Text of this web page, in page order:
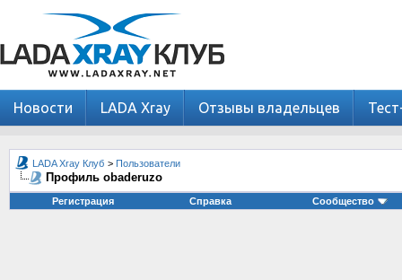
Новости LADA Xray Отзывы владельцев
LADA Xray Клуб > Пользователи
Профиль obaderuzo
Регистрация Справка Сообщество